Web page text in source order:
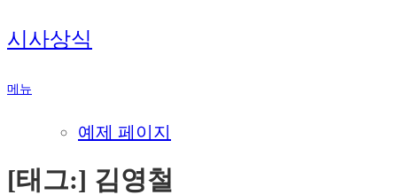
내
용
로
시사상식
메뉴
예제 페이지
[태그:] 김영철